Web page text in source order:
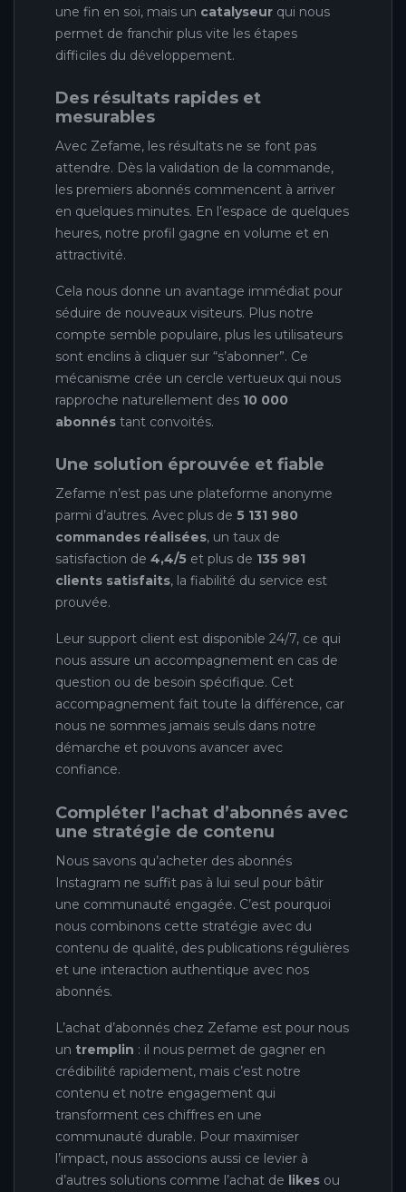
une fin en soi, mais un catalyseur qui nous
permet de franchir plus vite les étapes
difficiles du développement.
Des résultats rapides et
mesurables
Avec Zefame, les résultats ne se font pas
attendre. Dès la validation de la commande,
les premiers abonnés commencent à arriver
en quelques minutes. En l’espace de quelques
heures, notre profil gagne en volume et en
attractivité.
Cela nous donne un avantage immédiat pour
séduire de nouveaux visiteurs. Plus notre
compte semble populaire, plus les utilisateurs
sont enclins à cliquer sur “s’abonner”. Ce
mécanisme crée un cercle vertueux qui nous
rapproche naturellement des 10 000
abonnés tant convoités.
Une solution éprouvée et fiable
Zefame n’est pas une plateforme anonyme
parmi d’autres. Avec plus de 5 131 980
commandes réalisées, un taux de
satisfaction de 4,4/5 et plus de 135 981
clients satisfaits, la fiabilité du service est
prouvée.
Leur support client est disponible 24/7, ce qui
nous assure un accompagnement en cas de
question ou de besoin spécifique. Cet
accompagnement fait toute la différence, car
nous ne sommes jamais seuls dans notre
démarche et pouvons avancer avec
confiance.
Compléter l’achat d’abonnés avec
une stratégie de contenu
Nous savons qu’acheter des abonnés
Instagram ne suffit pas à lui seul pour bâtir
une communauté engagée. C’est pourquoi
nous combinons cette stratégie avec du
contenu de qualité, des publications régulières
et une interaction authentique avec nos
abonnés.
L’achat d’abonnés chez Zefame est pour nous
un tremplin : il nous permet de gagner en
crédibilité rapidement, mais c’est notre
contenu et notre engagement qui
transforment ces chiffres en une
communauté durable. Pour maximiser
l’impact, nous associons aussi ce levier à
d’autres solutions comme l’achat de likes ou